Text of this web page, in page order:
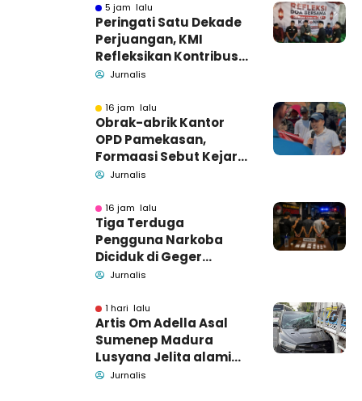
5 jam lalu
Peringati Satu Dekade
Perjuangan, KMI
Refleksikan Kontribusi
untuk Masyarakat
Jurnalis
16 jam lalu
Obrak-abrik Kantor
OPD Pamekasan,
Formaasi Sebut Kejari
Pamekasan
Jurnalis
16 jam lalu
Tiga Terduga
Pengguna Narkoba
Diciduk di Geger
Bangkalan, Polisi Masih
Barang Bukti
Jurnalis
1 hari lalu
Artis Om Adella Asal
Sumenep Madura
Lusyana Jelita alami
kecelakaan di Wonogiri
Jurnalis